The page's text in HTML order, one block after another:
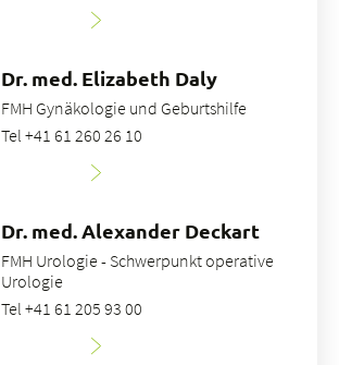
Dr. med. Elizabeth Daly
FMH Gynäkologie und Geburtshilfe
Tel +41 61 260 26 10
Dr. med. Alexander Deckart
FMH Urologie - Schwerpunkt operative
Urologie
Tel +41 61 205 93 00